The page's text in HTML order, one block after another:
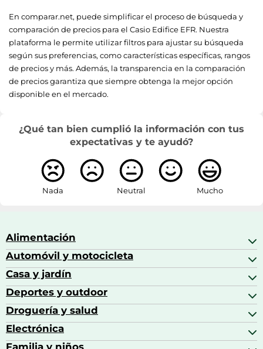
En comparar.net, puede simplificar el proceso de búsqueda y
comparación de precios para el Casio Edifice EFR. Nuestra
plataforma le permite utilizar filtros para ajustar su búsqueda
según sus preferencias, como características específicas, rangos
de precios y más. Además, la transparencia en la comparación
de precios garantiza que siempre obtenga la mejor opción
disponible en el mercado.
¿Qué tan bien cumplió la información con tus
expectativas y te ayudó?
Nada Neutral Mucho
Alimentación
Bebidas
Bebidas espirituosas
Brandy
Café
Automóvil y motocicleta
Accesorios para coche
Aceite de motor y manutención
Aceites motor
Altavoces coche
Casa y jardín
Accesorios de hogar y cocina
Aires acondicionados
Artículos de decoración
Deportes y outdoor
Balones de fútbol
Bicicletas
Bicicletas elípticas
Droguería y salud
Alimentación del bebé
Alimentación y lactancia
Electrónica